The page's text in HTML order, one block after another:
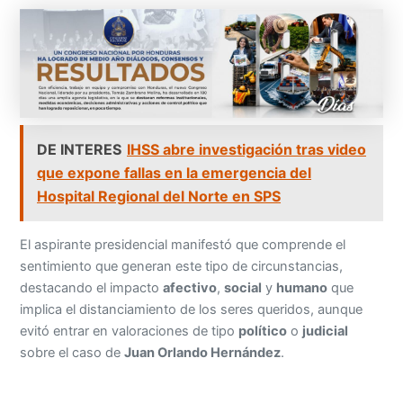
DE INTERES IHSS abre investigación tras video
que expone fallas en la emergencia del
Hospital Regional del Norte en SPS
El aspirante presidencial manifestó que comprende el
sentimiento que generan este tipo de circunstancias,
destacando el impactoafectivo,social y humano que
implica el distanciamiento de los seres queridos, aunque
evitó entrar en valoraciones de tipo político o judicial
sobre el caso deJuan Orlando Hernández.